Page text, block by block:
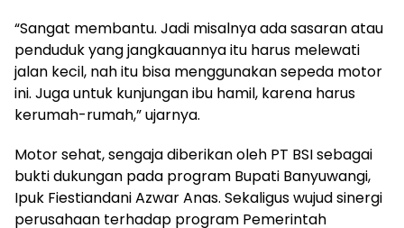
“Sangat membantu. Jadi misalnya ada sasaran atau
penduduk yang jangkauannya itu harus melewati
jalan kecil, nah itu bisa menggunakan sepeda motor
ini. Juga untuk kunjungan ibu hamil, karena harus
kerumah-rumah,” ujarnya.
Motor sehat, sengaja diberikan oleh PT BSI sebagai
bukti dukungan pada program Bupati Banyuwangi,
Ipuk Fiestiandani Azwar Anas. Sekaligus wujud sinergi
perusahaan terhadap program Pemerintah